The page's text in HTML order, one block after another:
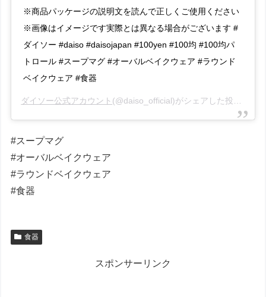
※商品パッケージの説明文を読んで正しくご使用ください
※画像はイメージです実際とは異なる場合がございます #
ダイソー #daiso #daisojapan #100yen #100均 #100均パ
トロール #スープマグ #オーバルベイクウェア #ラウンド
ベイクウェア #食器
ダイソー公式アカウント (@daiso_official)がシェアした投稿 –
#スープマグ
#オーバルベイクウェア
#ラウンドベイクウェア
#食器
食器
スポンサーリンク